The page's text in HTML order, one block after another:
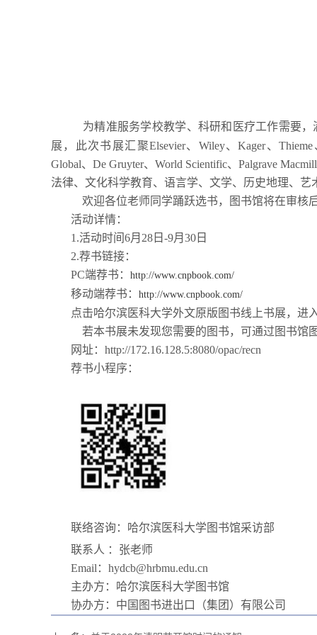
为精准服务学校教学、科研和医疗工作需要
展，此次书展汇聚Elsevier、 Wiley、Kager、Thieme
Global、De Gruyter、World Scientific、Palgrave
法律、文化科学教育、语言学、文学、历史地理、
欢迎各位老师同学踊跃选书，图书馆将在审核
活动详情：
1.活动时间 6月 28 日 -9月 30 日
2.荐书链接：
PC端荐书： http://www.cnpbook.com/
移动端荐书： http://www.cnpbook.com/
点击哈尔滨医科大学外文原版图书线上书展，进
若本书展未发现您需要的图书，可通过图书馆
网址： http://172.16.128.5:8080/opac/recn
荐书小程序：
联络咨询：哈尔滨医科大学图书馆采访部
联系人 ：张老师
Email ： hydcb@hrbmu.edu.cn
主办方：哈尔滨医科大学图书馆
协办方：中国图书进出口（集团）有限公司